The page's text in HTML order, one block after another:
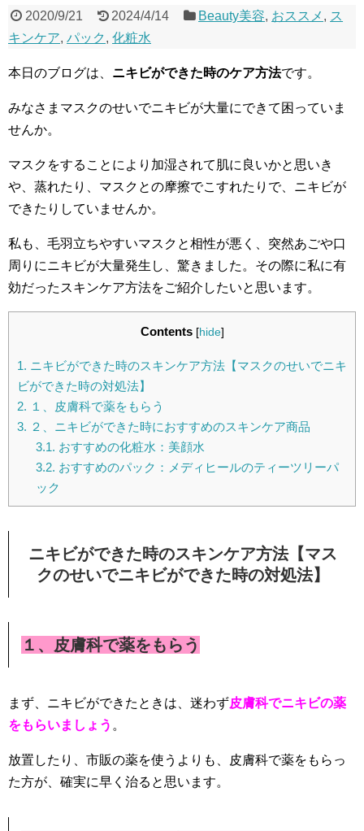
2020/9/21 2024/4/14 Beauty美容, おススメ , ス
キンケア, パック , 化粧水
本日のブログは、 ニキビができた時のケア方法です。
みなさまマスクのせいでニキビが大量にできて困っていま
せんか。
マスクをすることにより加湿されて肌に良いかと思いき
や、蒸れたり、マスクとの摩擦でこすれたりで、ニキビが
できたりしていませんか。
私も、毛羽立ちやすいマスクと相性が悪く、突然あごや口
周りにニキビが大量発生し、驚きました。その際に私に有
効だったスキンケア方法をご紹介したいと思います。
Contents [hide]
1. ニキビができた時のスキンケア方法【マスクのせいでニキ
ビができた時の対処法】
2. １、皮膚科で薬をもらう
3. ２、ニキビができた時におすすめのスキンケア商品
3.1. おすすめの化粧水：美顔水
3.2. おすすめのパック：メディヒールのティーツリーパ
ック
ニキビができた時のスキンケア方法【マス
クのせいでニキビができた時の対処法】
１、皮膚科で薬をもらう
まず、ニキビができたときは、迷わず皮膚科でニキビの薬
をもらいましょう 。
放置したり、市販の薬を使うよりも、皮膚科で薬をもらっ
た方が、確実に早く治ると思います。